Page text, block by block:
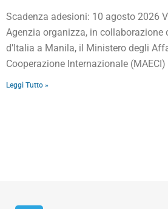
Scadenza adesioni: 10 agosto 2026
Agenzia organizza, in collaborazione
d’Italia a Manila, il Ministero degli
Cooperazione Internazionale (MAECI)
Leggi Tutto »